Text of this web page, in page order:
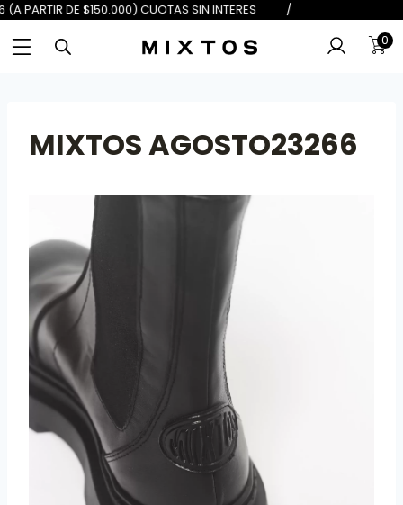
$100.000) 6 (A PARTIR DE
0
MIXTOS AGOSTO23266